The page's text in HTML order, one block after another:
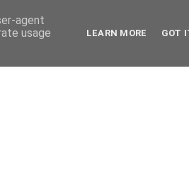
agent
usage
LEARN MORE GOT